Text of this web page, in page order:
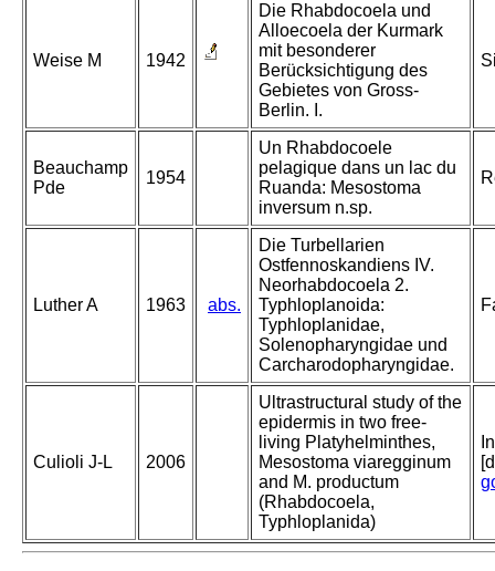
Weise M 1942
Die Rhabdocoela und
Alloecoela der Kurmark
mit besonderer
Berücksichtigung des
Gebietes von Gross-
Berlin. I.
Beauchamp
Pde
1954
Un Rhabdocoele
pelagique dans un lac du
Ruanda: Mesostoma
inversum n.sp.
Luther A 1963 abs.
Die Turbellarien
Ostfennoskandiens IV.
Neorhabdocoela 2.
Typhloplanoida:
Typhloplanidae,
Solenopharyngidae und
Carcharodopharyngidae.
Culioli J‐L 2006
Ultrastructural study of the
epidermis in two free‐
living Platyhelminthes,
Mesostoma viaregginum
and M. productum
(Rhabdocoela,
Typhloplanida)